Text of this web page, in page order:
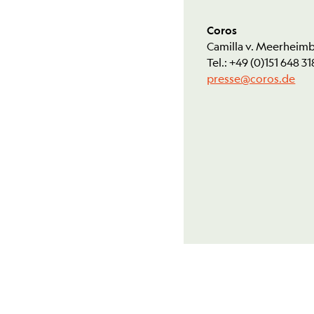
Coros
Camilla v.
Tel.: +49 (0)151 648
presse@coros.de